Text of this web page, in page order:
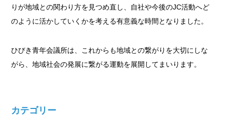
りが地域との関わり方を見つめ直し、自社や今後のJC活動へど
のように活かしていくかを考える有意義な時間となりました。
ひびき青年会議所は、これからも地域との繋がりを大切にしな
がら、地域社会の発展に繋がる運動を展開してまいります。
カテゴリー